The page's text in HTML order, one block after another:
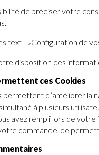
de préciser votre
text= »Configuration de
disposition des
ces Cookies
permettent d’améliorer la
à plusieurs
avez rempli lors de votre
commande, de